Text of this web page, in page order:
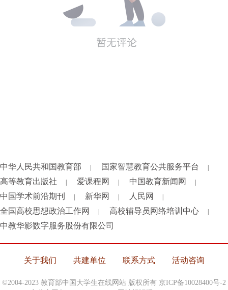
中华人民共和国教育部 国家智慧教育公共服务平台
高等教育出版社 爱课程网 中国教育新闻网
中国学术前沿期刊 新华网 人民网
全国高校思想政治工作网 高校辅导员网络培训中心
中教华影数字服务股份有限公司
关于我们 共建单位 联系方式 活动咨询
©2004-2023 教育部中国大学生在线网站 版权所有 京ICP备10028400号-2